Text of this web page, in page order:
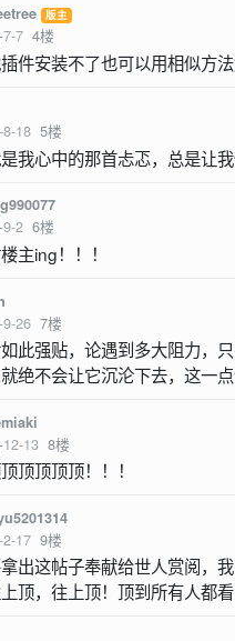
版主
7 4楼
件安装不了也可以用相似方
18 5楼
我心中的那首忐忑，总是让我
2 6楼
主ing！！！
26 7楼
此强贴，论遇到多大阻力，
绝不会让它沉沦下去，这一点
13 8楼
顶顶顶顶！！！
17 9楼
出这帖子奉献给世人赏阅，
顶，往上顶！顶到所有人都看